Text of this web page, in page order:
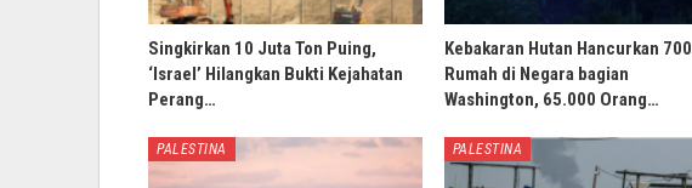
Singkirkan 10 Juta Ton Puing,
‘Israel’ Hilangkan Bukti Kejahatan
Perang…
Kebakaran Hutan Hancurkan 700
Rumah di Negara bagian
Washington, 65.000 Orang…
PALESTINA PALESTINA